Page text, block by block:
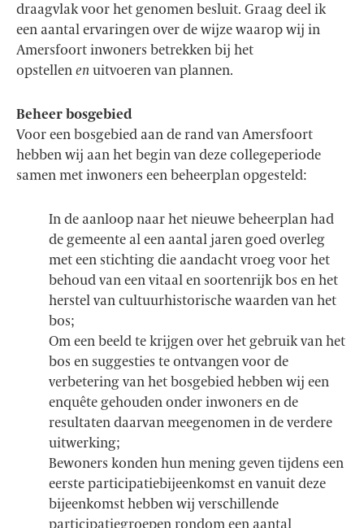
draagvlak voor het genomen besluit. Graag deel ik
een aantal ervaringen over de wijze waarop wij in
Amersfoort inwoners betrekken bij het
opstellenenuitvoeren van plannen.
Beheer bosgebied
Voor een bosgebied aan de rand van Amersfoort
hebben wij aan het begin van deze collegeperiode
samen met inwoners een beheerplan opgesteld:
In de aanloop naar het nieuwe beheerplan had
de gemeente al een aantal jaren goed overleg
met een stichting die aandacht vroeg voor het
behoud van een vitaal en soortenrijk bos en het
herstel van cultuurhistorische waarden van het
bos;
Om een beeld te krijgen over het gebruik van het
bos en suggesties te ontvangen voor de
verbetering van het bosgebied hebben wij een
enquête gehouden onder inwoners en de
resultaten daarvan meegenomen in de verdere
uitwerking;
Bewoners konden hun mening geven tijdens een
eerste participatiebijeenkomst en vanuit deze
bijeenkomst hebben wij verschillende